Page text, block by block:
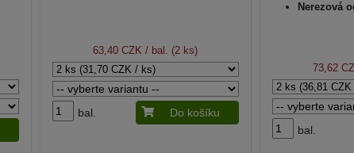
63,40 CZK / bal. (2 ks)
bal. Do košíku
Nerezová
73,62
bal.